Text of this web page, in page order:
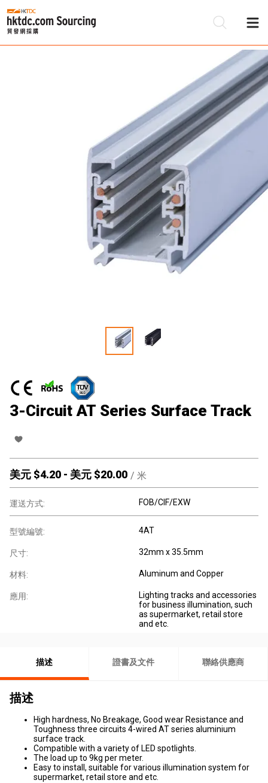
3-Circuit AT Series Surface Track
美元 $4.20 - 美元 $20.00 / 米
運送方式: FOB/CIF/EXW
型號編號: 4AT
尺寸: 32mm x 35.5mm
材料: Aluminum and Copper
應用:
Lighting tracks and accessories
for business illumination, such
as supermarket, retail store
and etc.
描述 證書及文件 聯絡供應商
描述
High hardness, No Breakage, Good wear Resistance and
Toughness three circuits 4-wired AT series aluminium
surface track.
Compatible with a variety of LED spotlights.
The load up to 9kg per meter.
Easy to install, suitable for various illumination system for
supermarket, retail store and etc.